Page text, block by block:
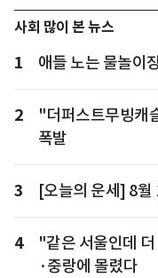
사회 많이 본 뉴스
1 애들 노는 물놀이
2
"더퍼스트무빙캐
폭발
3 [오늘의 운세] 8월
4
"같은 서울인데
·중랑에 몰렸다